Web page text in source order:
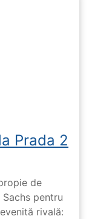
Prada 2
de
pentru
rivală: